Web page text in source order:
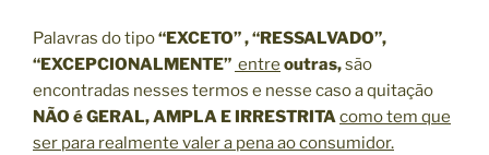
Palavras do tipo“EXCETO” , “RESSALVADO”,
“EXCEPCIONALMENTE” entre outras,são
encontradas nesses termos e nesse caso a quitação
NÃO é GERAL, AMPLA E IRRESTRITAcomo tem que
ser para realmente valer a pena ao consumidor.